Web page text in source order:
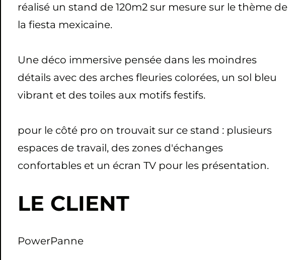
réalisé un stand de 120m2 sur mesure sur le thème de
la fiesta mexicaine.
Une déco immersive pensée dans les moindres
détails avec des arches fleuries colorées, un sol bleu
vibrant et des toiles aux motifs festifs.
pour le côté pro on trouvait sur ce stand : plusieurs
espaces de travail, des zones d'échanges
confortables et un écran TV pour les présentation.
LE CLIENT
PowerPanne